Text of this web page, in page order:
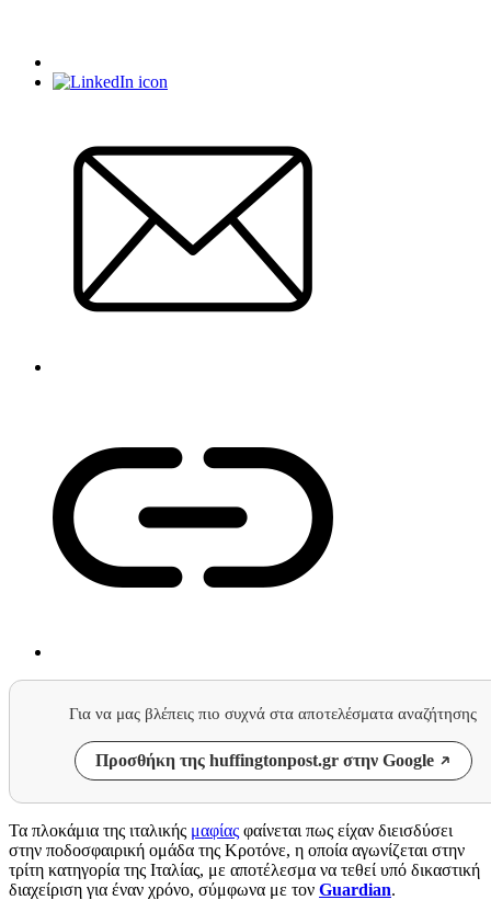
Για να μας βλέπεις πιο συχνά στα αποτελέσματα αναζήτησης
Προσθήκη της huffingtonpost.gr στην Google
Τα πλοκάμια της ιταλικής μαφίας φαίνεται πως είχαν διεισδύσει
στην ποδοσφαιρική ομάδα της Κροτόνε, η οποία αγωνίζεται στην
τρίτη κατηγορία της Ιταλίας, με αποτέλεσμα να τεθεί υπό δικαστική
διαχείριση για έναν χρόνο, σύμφωνα με τον Guardian.